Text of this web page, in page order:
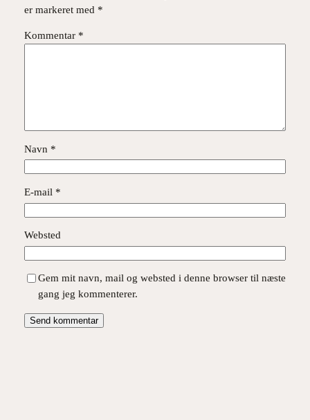
er markeret med *
Kommentar *
Navn *
E-mail *
Websted
Gem mit navn, mail og websted i denne browser til næste
gang jeg kommenterer.